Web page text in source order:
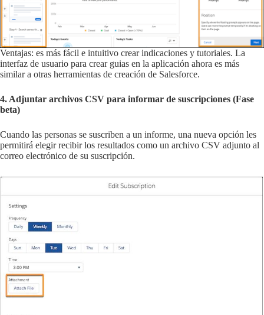
Ventajas: es más fácil e intuitivo crear indicaciones y tutoriales. La
interfaz de usuario para crear guias en la aplicación ahora es más
similar a otras herramientas de creación de Salesforce.
4. Adjuntar archivos CSV para informar de suscripciones (Fase
beta)
Cuando las personas se suscriben a un informe, una nueva opción les
permitirá elegir recibir los resultados como un archivo CSV adjunto al
correo electrónico de su suscripción.